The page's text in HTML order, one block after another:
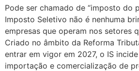
Pode ser chamado de “imposto do
Imposto Seletivo não é nenhuma
empresas que operam nos setores
Criado no âmbito da Reforma
entrar em vigor em 2027, o IS
importação e comercialização de